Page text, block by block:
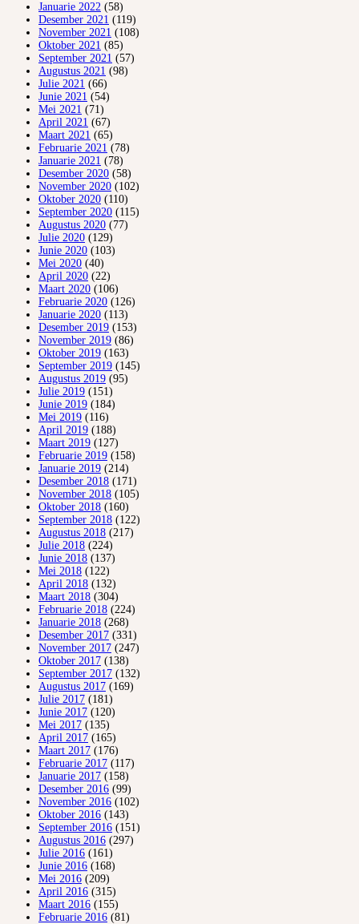
Januarie 2022 (58)
Desember 2021 (119)
November 2021 (108)
Oktober 2021 (85)
September 2021 (57)
Augustus 2021 (98)
Julie 2021 (66)
Junie 2021 (54)
Mei 2021 (71)
April 2021 (67)
Maart 2021 (65)
Februarie 2021 (78)
Januarie 2021 (78)
Desember 2020 (58)
November 2020 (102)
Oktober 2020 (110)
September 2020 (115)
Augustus 2020 (77)
Julie 2020 (129)
Junie 2020 (103)
Mei 2020 (40)
April 2020 (22)
Maart 2020 (106)
Februarie 2020 (126)
Januarie 2020 (113)
Desember 2019 (153)
November 2019 (86)
Oktober 2019 (163)
September 2019 (145)
Augustus 2019 (95)
Julie 2019 (151)
Junie 2019 (184)
Mei 2019 (116)
April 2019 (188)
Maart 2019 (127)
Februarie 2019 (158)
Januarie 2019 (214)
Desember 2018 (171)
November 2018 (105)
Oktober 2018 (160)
September 2018 (122)
Augustus 2018 (217)
Julie 2018 (224)
Junie 2018 (137)
Mei 2018 (122)
April 2018 (132)
Maart 2018 (304)
Februarie 2018 (224)
Januarie 2018 (268)
Desember 2017 (331)
November 2017 (247)
Oktober 2017 (138)
September 2017 (132)
Augustus 2017 (169)
Julie 2017 (181)
Junie 2017 (120)
Mei 2017 (135)
April 2017 (165)
Maart 2017 (176)
Februarie 2017 (117)
Januarie 2017 (158)
Desember 2016 (99)
November 2016 (102)
Oktober 2016 (143)
September 2016 (151)
Augustus 2016 (297)
Julie 2016 (161)
Junie 2016 (168)
Mei 2016 (209)
April 2016 (315)
Maart 2016 (155)
Februarie 2016 (81)